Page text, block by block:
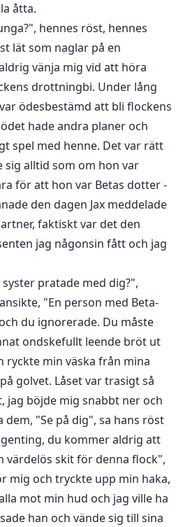
åtta.
hennes röst, hennes
lät som naglar på en
vänja mig vid att höra
drottningbi. Under lång
ödesbestämd att bli flockens
hade andra planer och
spel med henne. Det var rätt
sig alltid som om hon var
för att hon var Betas dotter -
den dagen Jax meddelade
faktiskt var det den
jag någonsin fått och jag
pratade med dig?",
"En person med Beta-
du ignorerade. Du måste
ondskefullt leende bröt ut
ryckte min väska från mina
golvet. Låset var trasigt så
jag böjde mig snabbt ner och
"Se på dig", sa hans röst
du kommer aldrig att
värdelös skit för denna flock",
mig och tryckte upp min haka,
mot min hud och jag ville ha
han och vände sig till sina